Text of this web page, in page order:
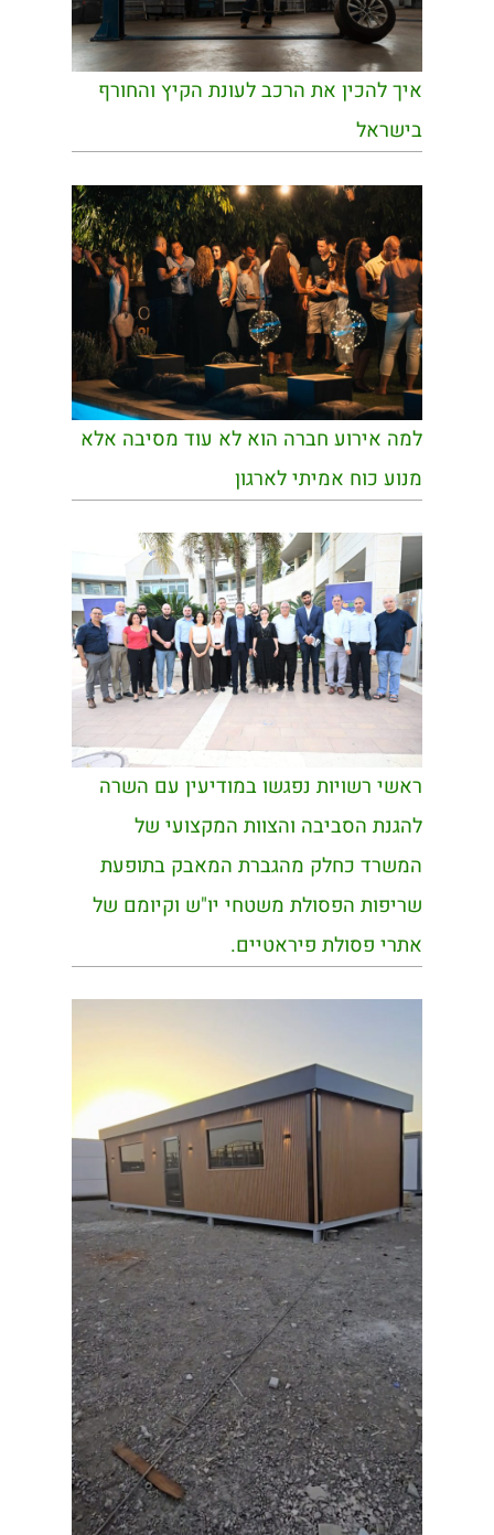
איך להכין את הרכב לעונת הקיץ והחורף
בישראל
למה אירוע חברה הוא לא עוד מסיבה אלא
מנוע כוח אמיתי לארגון
ראשי רשויות נפגשו במודיעין עם השרה
להגנת הסביבה והצוות המקצועי של
המשרד כחלק מהגברת המאבק בתופעת
שריפות הפסולת משטחי יו"ש וקיומם של
אתרי פסולת פיראטיים.